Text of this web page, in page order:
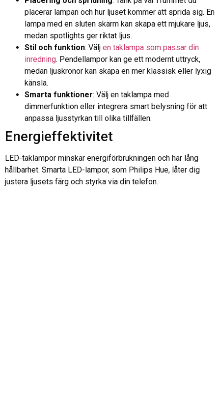
placerar lampan och hur ljuset kommer att sprida sig. En
lampa med en sluten skärm kan skapa ett mjukare ljus,
medan spotlights ger riktat ljus.
Stil och funktion: Välj en taklampa som passar din
inredning. Pendellampor kan ge ett modernt uttryck,
medan ljuskronor kan skapa en mer klassisk eller lyxig
känsla.
Smarta funktioner: Välj en taklampa med
dimmerfunktion eller integrera smart belysning för att
anpassa ljusstyrkan till olika tillfällen.
Energieffektivitet
LED-taklampor minskar energiförbrukningen och har lång
hållbarhet. Smarta LED-lampor, som Philips Hue, låter dig
justera ljusets färg och styrka via din telefon.